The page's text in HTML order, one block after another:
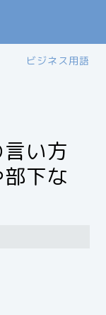
ビジネス用語
い方
下な